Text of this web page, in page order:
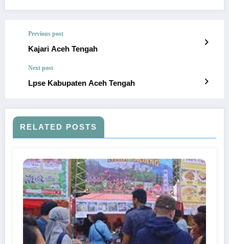
Previous post
Kajari Aceh Tengah
Next post
Lpse Kabupaten Aceh Tengah
RELATED POSTS